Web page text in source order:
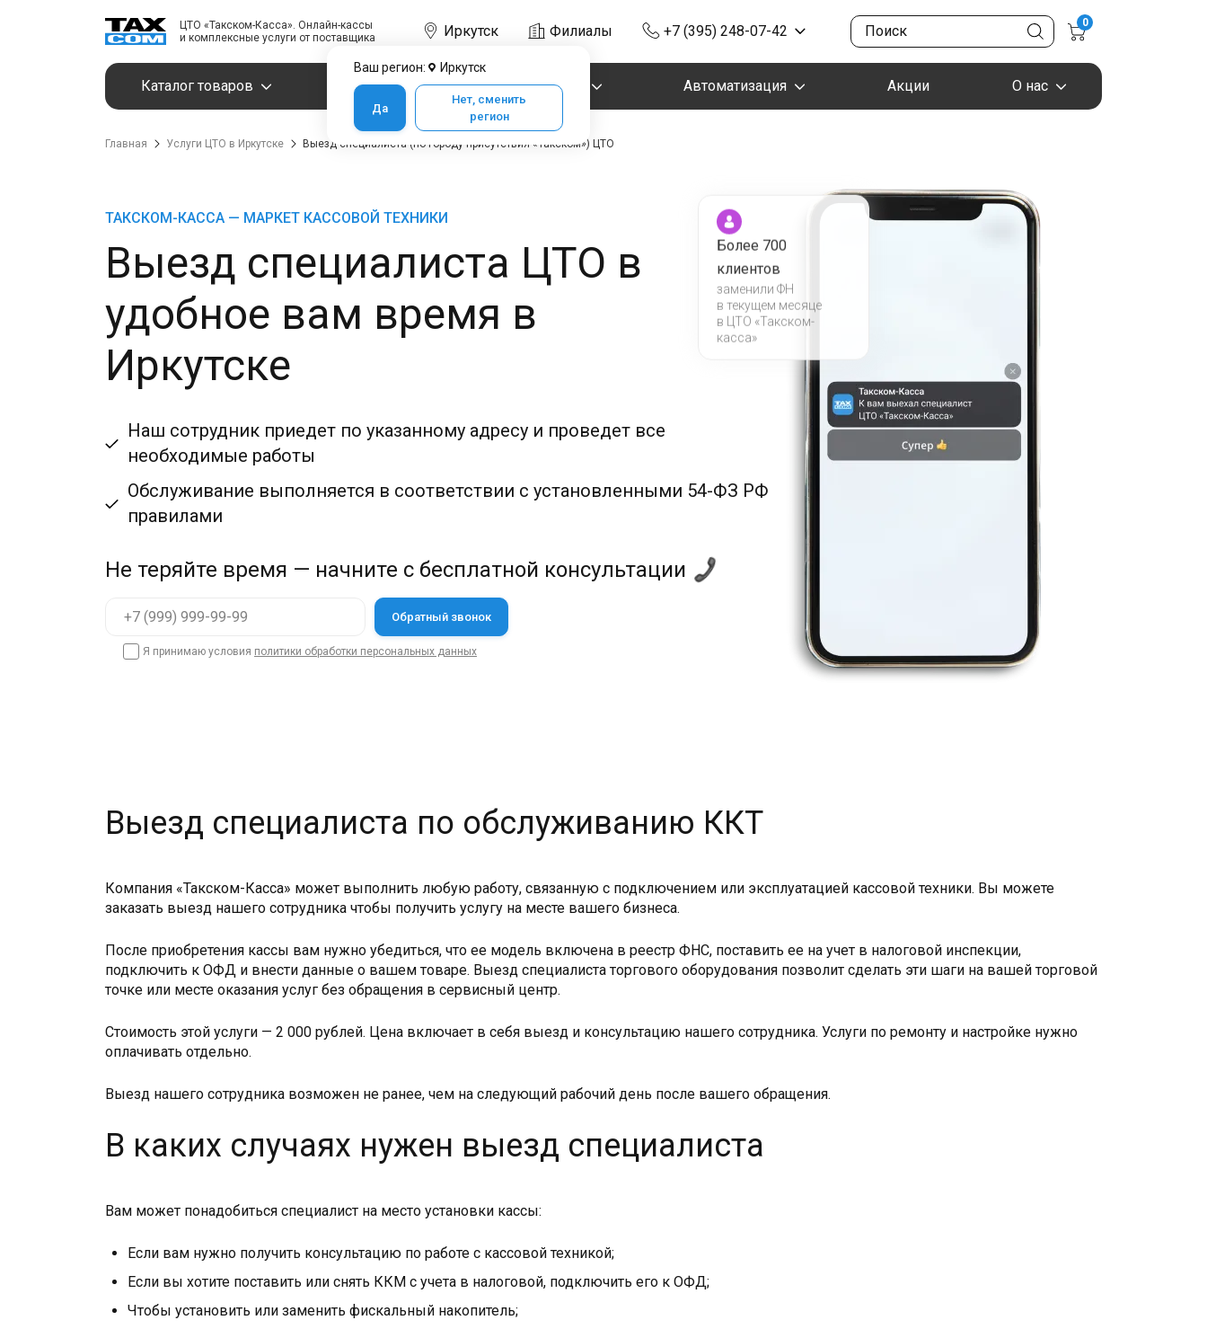
ЦТО «Такском-Касса». Онлайн-кассы
и комплексные услуги от поставщика
Иркутск
Ваш регион: Иркутск
Да
Нет, сменить
регион
Филиалы +7 (395) 248-07-42
0
Каталог товаров Услуги Маркировка Автоматизация Акции О нас
Главная Услуги ЦТО в Иркутске Выезд специалиста (по городу присутствия «Такском») ЦТО
ТАКСКОМ-КАССА — МАРКЕТ КАССОВОЙ ТЕХНИКИ
Выезд специалиста ЦТО в
удобное вам время в
Иркутске
Наш сотрудник приедет по указанному адресу и проведет все
необходимые работы
Обслуживание выполняется в соответствии с установленными 54-ФЗ РФ
правилами
Не теряйте время — начните с бесплатной консультации
Я принимаю условия политики обработки персональных данных
Более 700
клиентов
заменили ФН
в текущем месяце
в ЦТО «Такском-
касса»
Выезд специалиста по обслуживанию ККТ
Компания «Такском-Касса» может выполнить любую работу, связанную с подключением или эксплуатацией кассовой техники. Вы можете
заказать выезд нашего сотрудника чтобы получить услугу на месте вашего бизнеса.
После приобретения кассы вам нужно убедиться, что ее модель включена в реестр ФНС, поставить ее на учет в налоговой инспекции,
подключить к ОФД и внести данные о вашем товаре. Выезд специалиста торгового оборудования позволит сделать эти шаги на вашей торговой
точке или месте оказания услуг без обращения в сервисный центр.
Стоимость этой услуги — 2 000 рублей. Цена включает в себя выезд и консультацию нашего сотрудника. Услуги по ремонту и настройке нужно
оплачивать отдельно.
Выезд нашего сотрудника возможен не ранее, чем на следующий рабочий день после вашего обращения.
В каких случаях нужен выезд специалиста
Вам может понадобиться специалист на место установки кассы:
Если вам нужно получить консультацию по работе с кассовой техникой;
Если вы хотите поставить или снять ККМ с учета в налоговой, подключить его к ОФД;
Чтобы установить или заменить фискальный накопитель;